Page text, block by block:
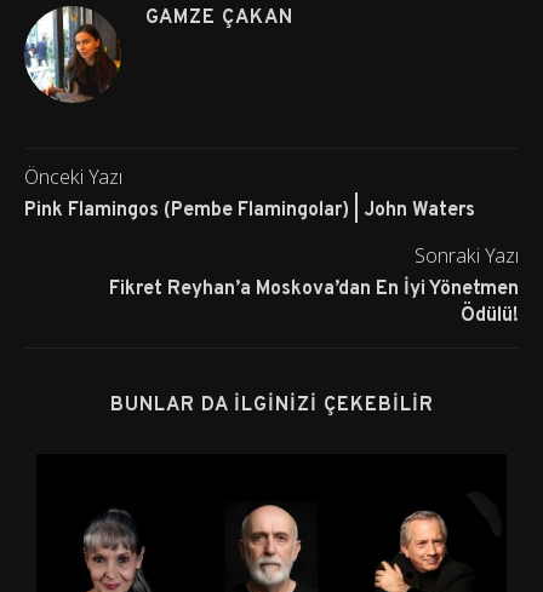
GAMZE ÇAKAN
Önceki Yazı
Pink Flamingos (Pembe Flamingolar) | John Waters
Sonraki Yazı
Fikret Reyhan’a Moskova’dan En İyi Yönetmen
Ödülü!
BUNLAR DA İLGINIZI ÇEKEBILIR